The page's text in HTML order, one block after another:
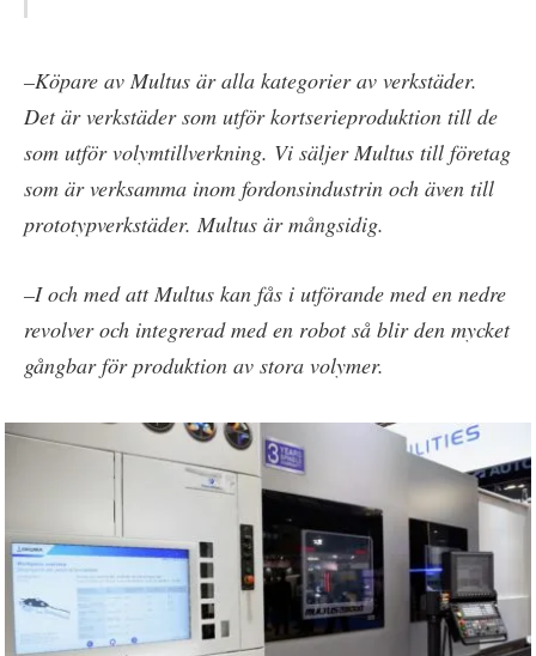
–Köpare av Multus är alla kategorier av verkstäder.
Det är verkstäder som utför kortserieproduktion till de
som utför volymtillverkning. Vi säljer Multus till företag
som är verksamma inom fordonsindustrin och även till
prototypverkstäder. Multus är mångsidig.
–I och med att Multus kan fås i utförande med en nedre
revolver och integrerad med en robot så blir den mycket
gångbar för produktion av stora volymer.